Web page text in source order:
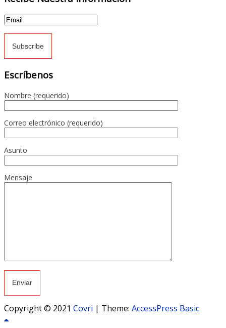
Escríbenos
Nombre (requerido)
Correo electrónico (requerido)
Asunto
Mensaje
Copyright © 2021 Covri | Theme: AccessPress Basic